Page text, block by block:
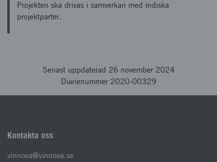
Projekten ska drivas i samverkan med indiska
projektparter.
Senast uppdaterad 26 november 2024
Diarienummer 2020-00329
Kontakta oss
vinnova@vinnova.se